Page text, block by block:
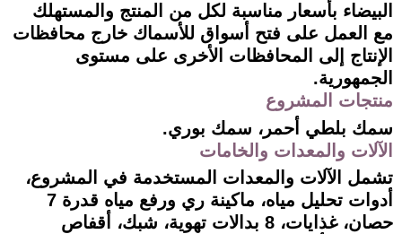
البيضاء بأسعار مناسبة لكل من المنتج والمستهلك
مع العمل على فتح أسواق للأسماك خارج محافظات
الإنتاج إلى المحافظات الأخرى على مستوى
الجمهورية.
منتجات المشروع
سمك بلطي أحمر، سمك بوري.
الآلات والمعدات والخامات
تشمل الآلات والمعدات المستخدمة في المشروع،
أدوات تحليل مياه، ماكينة ري ورفع مياه قدرة 7
حصان، غذايات، 8 بدالات تهوية، شبك، أقفاص